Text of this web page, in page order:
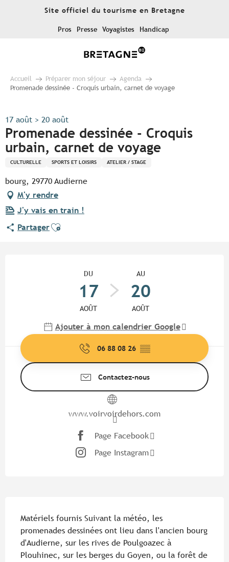
Site officiel du tourisme en Bretagne
Pros Presse Voyagistes Handicap
Accueil Préparer mon séjour
Agenda
Promenade dessinée - Croquis urbain, carnet de voyage
17 août > 20 août
Promenade dessinée - Croquis
urbain, carnet de voyage
CULTURELLE SPORTS ET LOISIRS ATELIER / STAGE
bourg, 29770 Audierne
M'y rendre
J'y vais en train !
PartagerAjouter aux favoris
DU
17
AOÛT
AU
20
AOÛT
Ajouter à mon calendrier Google
06 88 08 26 ▒▒
Contactez-nous
www.voirvoirdehors.com
Page Facebook
Page Instagram
Matériels fournis Suivant la météo, les
promenades dessinées ont lieu dans l'ancien bourg
d'Audierne, sur les rives de Poulgoazec à
Plouhinec, sur les berges du Goyen, ou la forêt de